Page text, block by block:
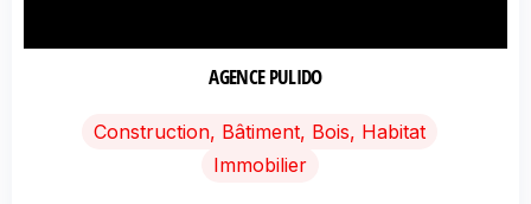
AGENCE PULIDO
Construction, Bâtiment, Bois, Habitat
Immobilier